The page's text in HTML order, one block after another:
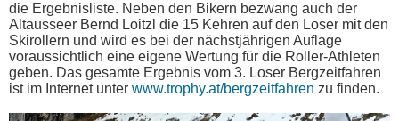
die Ergebnisliste. Neben den Bikern bezwang auch der
Altausseer Bernd Loitzl die 15 Kehren auf den Loser mit den
Skirollern und wird es bei der nächstjährigen Auflage
voraussichtlich eine eigene Wertung für die Roller-Athleten
geben. Das gesamte Ergebnis vom 3. Loser Bergzeitfahren
ist im Internet unter www.trophy.at/bergzeitfahren zu finden.